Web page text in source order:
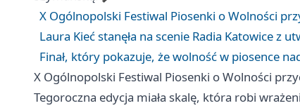
X Ogólnopolski Festiwal Piosenki o Wolności
Laura Kieć stanęła na scenie Radia Katowice z
Finał, który pokazuje, że wolność w piosence
X Ogólnopolski Festiwal Piosenki o Wolności
Tegoroczna edycja miała skalę, która robi